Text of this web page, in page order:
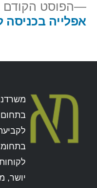
הפוסט הקודם
אפלייה בכניסה
בתחום
יושר,